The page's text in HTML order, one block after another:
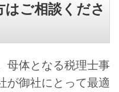
ご相談くださ
母体となる税理士事
が御社にとって最適